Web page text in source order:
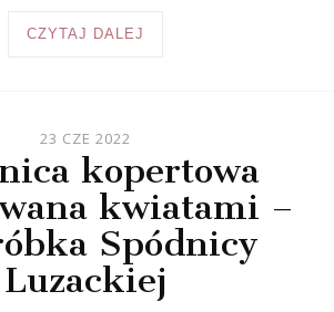
CZYTAJ DALEJ
23 CZE 2022
kopertowa
kwiatami –
Spódnicy
Luzackiej